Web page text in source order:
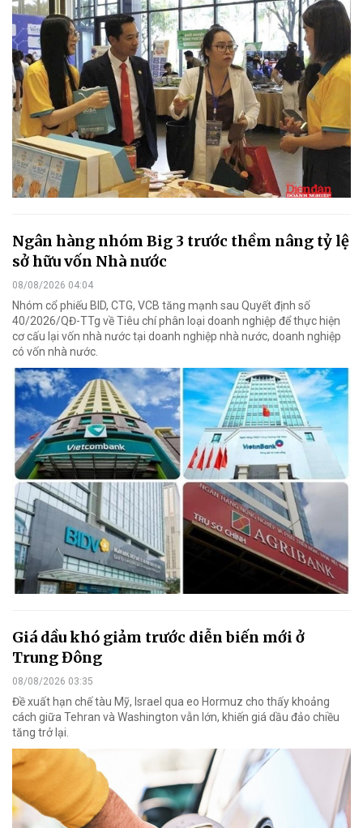
Ngân hàng nhóm Big 3 trước thềm nâng tỷ lệ
sở hữu vốn Nhà nước
08/08/2026 04:04
Nhóm cổ phiếu BID, CTG, VCB tăng mạnh sau Quyết định số
40/2026/QĐ-TTg về Tiêu chí phân loại doanh nghiệp để thực hiện
cơ cấu lại vốn nhà nước tại doanh nghiệp nhà nước, doanh nghiệp
có vốn nhà nước.
Giá dầu khó giảm trước diễn biến mới ở
Trung Đông
08/08/2026 03:35
Đề xuất hạn chế tàu Mỹ, Israel qua eo Hormuz cho thấy khoảng
cách giữa Tehran và Washington vẫn lớn, khiến giá dầu đảo chiều
tăng trở lại.